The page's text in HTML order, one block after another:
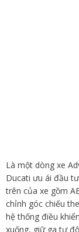
Là một dòng xe
Ducati ưu ái đầu
trên của xe gồm
chỉnh góc chiếu
hệ thống điều
xuống, giữ ga tự